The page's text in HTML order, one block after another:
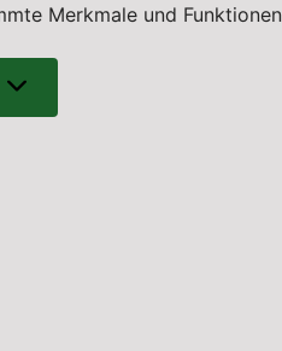
Merkmale und Funktionen